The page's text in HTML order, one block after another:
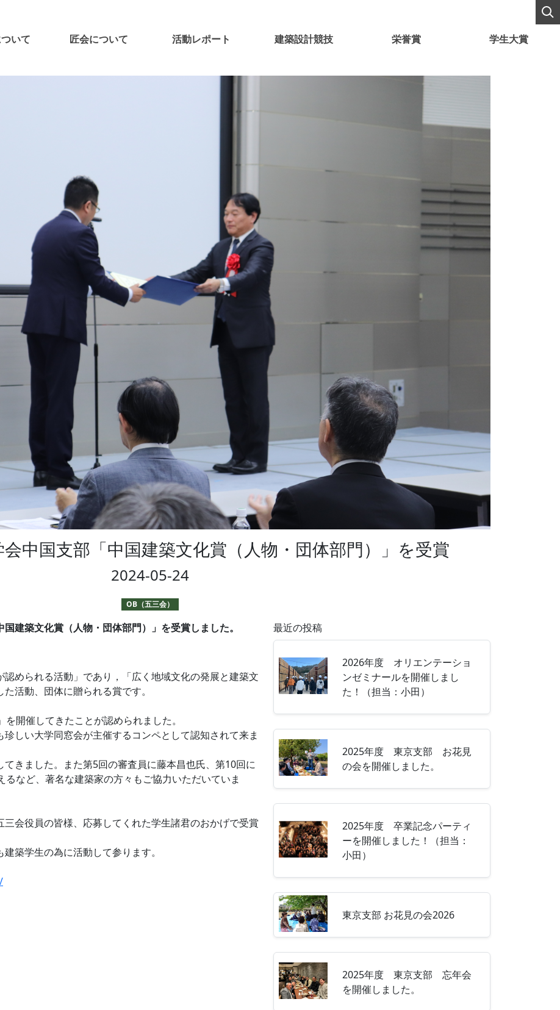
いて 匠会について 活動レポート 建築設計競技 栄誉賞 学生大賞
中国支部「中国建築文化賞（人物・団体部門）」を受賞
2024-05-24
OB（五三会）
建築文化賞（人物・団体部門）」を受賞しました。
認められる活動」であり，「広く地域文化の発展と建築文
活動、団体に贈られる賞です。
開催してきたことが認められました。
しい大学同窓会が主催するコンペとして認知されて来ま
きました。また第5回の審査員に藤本昌也氏、第10回に
など、著名な建築家の方々もご協力いただいていま
三会役員の皆様、応募してくれた学生諸君のおかげで受賞
築学生の為に活動して参ります。
最近の投稿
2026年度 オリエンテーショ
ンゼミナールを開催しまし
た！（担当：小田）
2025年度 東京支部 お花見
の会を開催しました。
2025年度 卒業記念パーティ
ーを開催しました！（担当：
小田）
東京支部 お花見の会2026
2025年度 東京支部 忘年会
を開催しました。